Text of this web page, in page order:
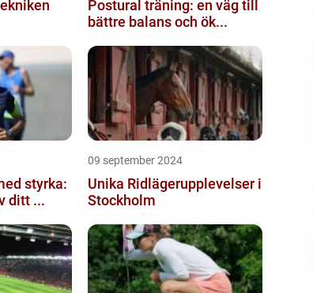
Postural träning: en väg till
bättre balans och ök...
styrka:
ditt ...
09 september 2024
Unika Ridlägerupplevelser i
Stockholm